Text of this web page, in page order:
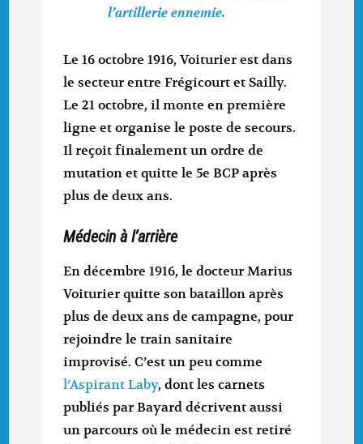
l’artillerie ennemie.
Le 16 octobre 1916, Voiturier est dans
le secteur entre Frégicourt et Sailly.
Le 21 octobre, il monte en première
ligne et organise le poste de secours.
Il reçoit finalement un ordre de
mutation et quitte le 5e BCP après
plus de deux ans.
Médecin à l’arrière
En décembre 1916, le docteur Marius
Voiturier quitte son bataillon après
plus de deux ans de campagne, pour
rejoindre le train sanitaire
improvisé. C’est un peu comme
l’Aspirant Laby, dont les carnets
publiés par Bayard décrivent aussi
un parcours où le médecin est retiré